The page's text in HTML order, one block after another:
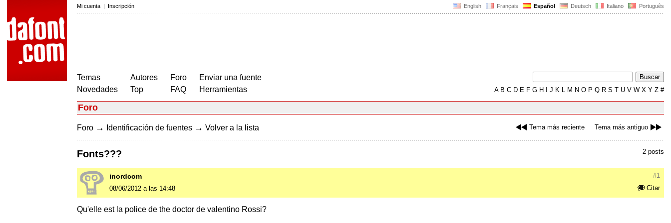
English Français Español Deutsch Italiano Português
Mi cuenta | Inscripción
Temas
Novedades
Autores
Top
Foro
FAQ
Enviar una fuente
Herramientas
AB C D E F G H J K L M N O P Q R S T U V W X Y Z #
Foro
Tema más reciente Tema más antiguo
Foro → Identificación de fuentes → Volver a la lista
2 posts
Fonts???
#1
inordcom
Citar
08/06/2012 a las 14:48
Qu'elle est la police de the doctor de valentino Rossi?